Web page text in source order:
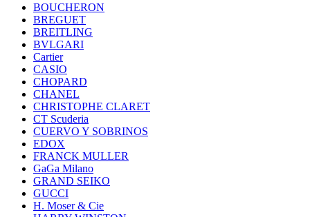
BOUCHERON
BREGUET
BREITLING
BVLGARI
Cartier
CASIO
CHOPARD
CHANEL
CHRISTOPHE CLARET
CT Scuderia
CUERVO Y SOBRINOS
EDOX
FRANCK MULLER
GaGa Milano
GRAND SEIKO
GUCCI
H. Moser & Cie